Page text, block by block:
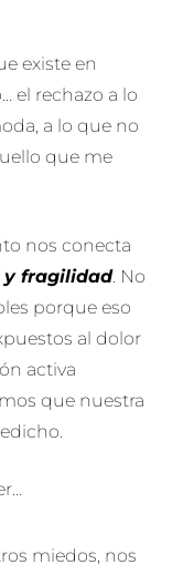
existe en
el rechazo a lo
a lo que no
que me
nos conecta
fragilidad. No
porque eso
al dolor
activa
que nuestra
miedos, nos